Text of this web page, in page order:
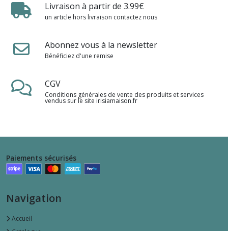
Livraison à partir de 3.99€
un article hors livraison contactez nous
Abonnez vous à la newsletter
Bénéficiez d'une remise
CGV
Conditions générales de vente des produits et services
vendus sur le site irisiamaison.fr
Paiements sécurisés
Navigation
Accueil